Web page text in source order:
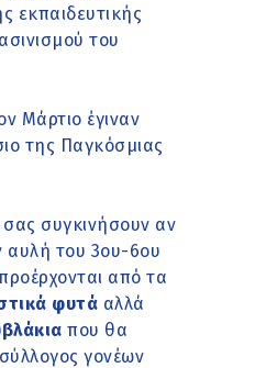
εκπαιδευτικής
του
Μάρτιο έγιναν
της Παγκόσμιας
συγκινήσουν αν
αυλή του 3ου-6ου
από τα
φυτά αλλά
που θα
γονέων